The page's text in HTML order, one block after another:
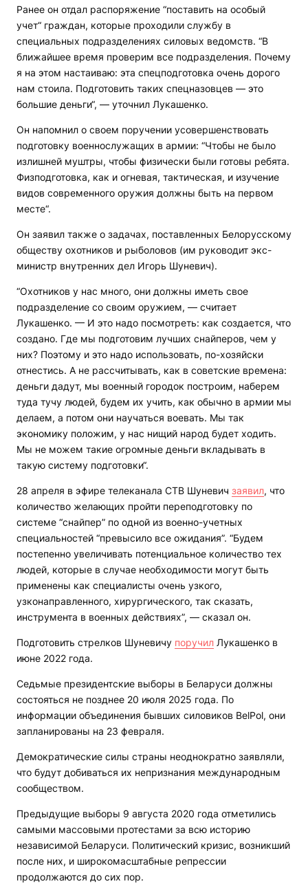
Ранее он отдал распоряжение “поставить на особый
учет“ граждан, которые проходили службу в
специальных подразделениях силовых ведомств. “В
ближайшее время проверим все подразделения. Почему
я на этом настаиваю: эта спецподготовка очень дорого
нам стоила. Подготовить таких спецназовцев — это
большие деньги“, — уточнил Лукашенко.
Он напомнил о своем поручении усовершенствовать
подготовку военнослужащих в армии: “Чтобы не было
излишней муштры, чтобы физически были готовы ребята.
Физподготовка, как и огневая, тактическая, и изучение
видов современного оружия должны быть на первом
месте“.
Он заявил также о задачах, поставленных Белорусскому
обществу охотников и рыболовов (им руководит экс-
министр внутренних дел Игорь Шуневич).
“Охотников у нас много, они должны иметь свое
подразделение со своим оружием, — считает
Лукашенко. — И это надо посмотреть: как создается, что
создано. Где мы подготовим лучших снайперов, чем у
них? Поэтому и это надо использовать, по-хозяйски
отнестись. А не рассчитывать, как в советские времена:
деньги дадут, мы военный городок построим, наберем
туда тучу людей, будем их учить, как обычно в армии мы
делаем, а потом они научаться воевать. Мы так
экономику положим, у нас нищий народ будет ходить.
Мы не можем такие огромные деньги вкладывать в
такую систему подготовки“.
28 апреля в эфире телеканала СТВ Шуневич заявил, что
количество желающих пройти переподготовку по
системе “снайпер” по одной из военно-учетных
специальностей “превысило все ожидания”. “Будем
постепенно увеличивать потенциальное количество тех
людей, которые в случае необходимости могут быть
применены как специалисты очень узкого,
узконаправленного, хирургического, так сказать,
инструмента в военных действиях”, — сказал он.
Подготовить стрелков Шуневичу поручил Лукашенко в
июне 2022 года.
Седьмые президентские выборы в Беларуси должны
состояться не позднее 20 июля 2025 года. По
информации объединения бывших силовиков BelPol, они
запланированы на 23 февраля.
Демократические силы страны неоднократно заявляли,
что будут добиваться их непризнания международным
сообществом.
Предыдущие выборы 9 августа 2020 года отметились
самыми массовыми протестами за всю историю
независимой Беларуси. Политический кризис, возникший
после них, и широкомасштабные репрессии
продолжаются до сих пор.